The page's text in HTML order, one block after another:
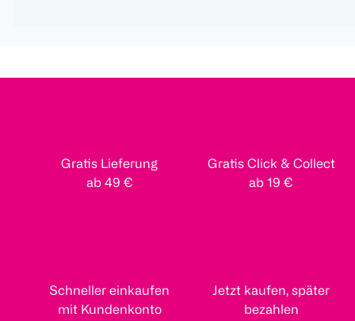
Gratis Lieferung
ab 49 €
Gratis Click & Collect
ab 19 €
Schneller einkaufen
mit Kundenkonto
Jetzt kaufen, später
bezahlen